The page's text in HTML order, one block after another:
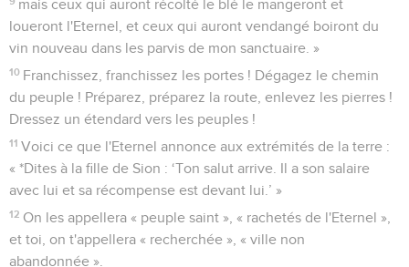
mais ceux qui auront récolté le blé le mangeront et
loueront l'Eternel, et ceux qui auront vendangé boiront du
vin nouveau dans les parvis de mon sanctuaire. »
10 Franchissez, franchissez les portes ! Dégagez le chemin
du peuple ! Préparez, préparez la route, enlevez les pierres !
Dressez un étendard vers les peuples !
11 Voici ce que l'Eternel annonce aux extrémités de la terre :
« *Dites à la fille de Sion : ‘Ton salut arrive. Il a son salaire
avec lui et sa récompense est devant lui.’ »
12 On les appellera « peuple saint », « rachetés de l'Eternel »,
et toi, on t'appellera « recherchée », « ville non
abandonnée ».